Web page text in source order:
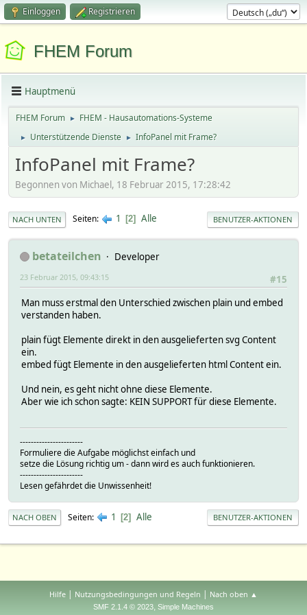
Einloggen Registrieren
FHEM Forum
Hauptmenü
FHEM Forum ► FHEM - Hausautomations-Systeme
► Unterstützende Dienste ► InfoPanel mit Frame?
InfoPanel mit Frame?
Begonnen von Michael, 18 Februar 2015, 17:28:42
NACH UNTEN Seiten 1 2 Alle BENUTZER-AKTIONEN
betateilchen
Developer
#15
23 Februar 2015, 09:43:15
Man muss erstmal den Unterschied zwischen plain und embed
verstanden haben.
plain fügt Elemente direkt in den ausgelieferten svg Content
ein.
embed fügt Elemente in den ausgelieferten html Content ein.
Und nein, es geht nicht ohne diese Elemente.
Aber wie ich schon sagte: KEIN SUPPORT für diese Elemente.
-----------------------
Formuliere die Aufgabe möglichst einfach und
setze die Lösung richtig um - dann wird es auch funktionieren.
-----------------------
Lesen gefährdet die Unwissenheit!
NACH OBEN Seiten 1 2 Alle BENUTZER-AKTIONEN
Hilfe Nutzungsbedingungen und Regeln Nach oben ▲
SMF 2.1.4 © 2023, Simple Machines